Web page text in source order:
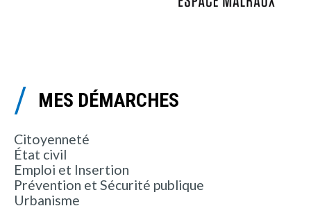
MES DÉMARCHES
Citoyenneté
État civil
Emploi et Insertion
Prévention et Sécurité publique
Urbanisme